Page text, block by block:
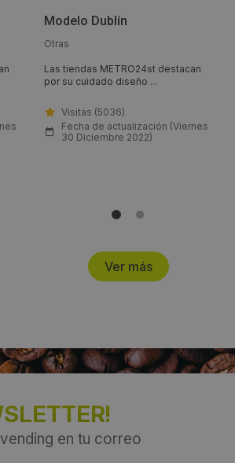
Modelo Dublín
Otras
Las tiendas METRO24st destacan
por su cuidado diseño ...
Visitas (5036)
Fecha de actualización (Viernes
30 Diciembre 2022)
Ver más
en tu correo